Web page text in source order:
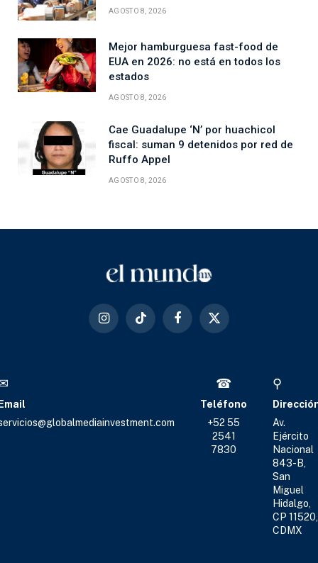
AGOSTO 8, 2026
Mejor hamburguesa fast-food de
EUA en 2026: no está en todos los
estados
AGOSTO 8, 2026
Cae Guadalupe ‘N’ por huachicol
fiscal: suman 9 detenidos por red de
Ruffo Appel
AGOSTO 8, 2026
InstagramTikTok Facebook
X
☎
Teléfono
+52 55
2541
7830
⚲
Av.
Ejército
Nacional
843-B,
San
Miguel
Hidalgo,
CP 11520,
CDMX